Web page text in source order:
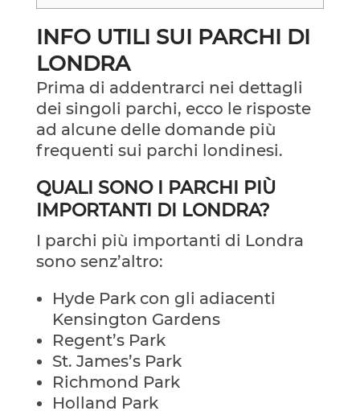
INFO UTILI SUI PARCHI DI
LONDRA
Prima di addentrarci nei dettagli
dei singoli parchi, ecco le risposte
ad alcune delle domande più
frequenti sui parchi londinesi.
QUALI SONO I PARCHI PIÙ
IMPORTANTI DI LONDRA?
I parchi più importanti di Londra
sono senz’altro:
Hyde Park con gli adiacenti
Kensington Gardens
Regent’s Park
St. James’s Park
Richmond Park
Holland Park